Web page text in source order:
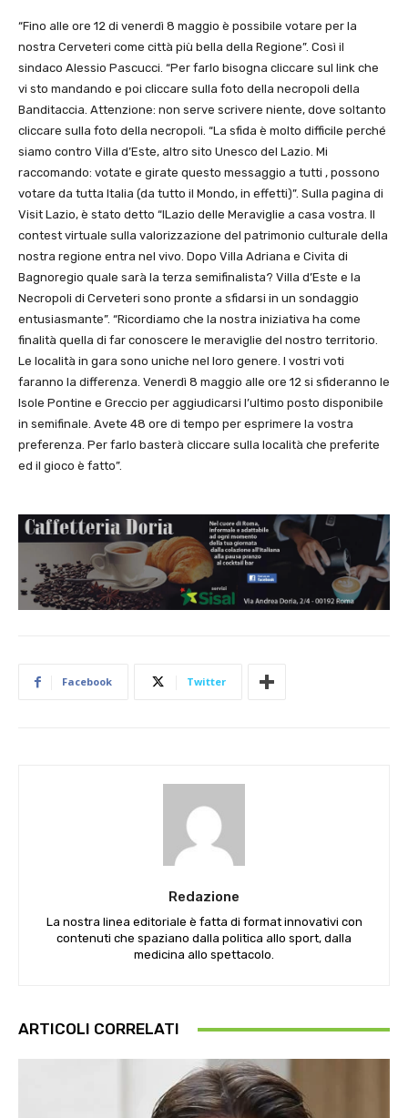
“Fino alle ore 12 di venerdì 8 maggio è possibile votare per la
nostra Cerveteri come città più bella della Regione”. Così il
sindaco Alessio Pascucci. “Per farlo bisogna cliccare sul link che
vi sto mandando e poi cliccare sulla foto della necropoli della
Banditaccia. Attenzione: non serve scrivere niente, dove soltanto
cliccare sulla foto della necropoli. “La sfida è molto difficile perché
siamo contro Villa d’Este, altro sito Unesco del Lazio. Mi
raccomando: votate e girate questo messaggio a tutti , possono
votare da tutta Italia (da tutto il Mondo, in effetti)”. Sulla pagina di
Visit Lazio, è stato detto “ILazio delle Meraviglie a casa vostra. Il
contest virtuale sulla valorizzazione del patrimonio culturale della
nostra regione entra nel vivo. Dopo Villa Adriana e Civita di
Bagnoregio quale sarà la terza semifinalista? Villa d’Este e la
Necropoli di Cerveteri sono pronte a sfidarsi in un sondaggio
entusiasmante”. “Ricordiamo che la nostra iniziativa ha come
finalità quella di far conoscere le meraviglie del nostro territorio.
Le località in gara sono uniche nel loro genere. I vostri voti
faranno la differenza. Venerdì 8 maggio alle ore 12 si sfideranno le
Isole Pontine e Greccio per aggiudicarsi l’ultimo posto disponibile
in semifinale. Avete 48 ore di tempo per esprimere la vostra
preferenza. Per farlo basterà cliccare sulla località che preferite
ed il gioco è fatto”.
Facebook Twitter
Redazione
La nostra linea editoriale è fatta di format innovativi con
contenuti che spaziano dalla politica allo sport, dalla
medicina allo spettacolo.
ARTICOLI CORRELATI